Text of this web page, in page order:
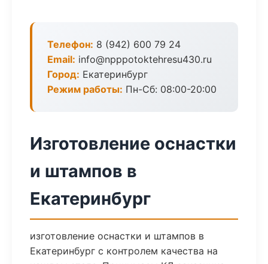
Телефон: 8 (942) 600 79 24
Email: info@npppotoktehresu430.ru
Город: Екатеринбург
Режим работы: Пн-Сб: 08:00-20:00
Изготовление оснастки
и штампов в
Екатеринбург
изготовление оснастки и штампов в
Екатеринбург с контролем качества на